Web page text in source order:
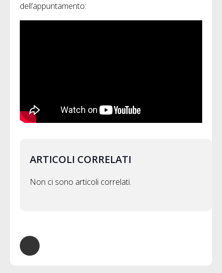
dell’appuntamento:
ARTICOLI CORRELATI
Non ci sono articoli correlati.